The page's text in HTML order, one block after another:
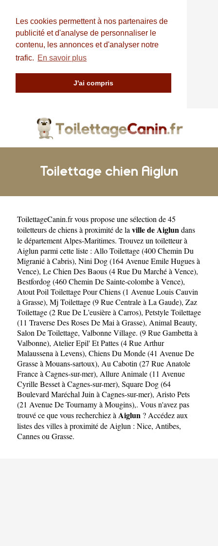
Les cookies permettent à nos partenaires de
publicité et d'analyse de personnaliser le
contenu, les annonces et d'analyser notre
trafic. En savoir plus
J'ai compris
Toilettage chien Aiglun
ToilettageCanin.frvous propose une sélection de 45
toiletteurs de chiens à proximité de la ville de Aiglundans
le départementAlpes-Maritimes. Trouvez un toiletteur à
Aiglun parmi cette liste : Allo Toilettage (400 Chemin Du
Migranié à Cabris), Nini Dog (164 Avenue Emile Hugues à
Vence), Le Chien Des Baous (4 Rue Du Marché à Vence),
Bestfordog (460 Chemin De Sainte-colombe à Vence),
Atout Poil Toilettage Pour Chiens (1 Avenue Louis Cauvin
à Grasse), Mj Toilettage (9 Rue Centrale à La Gaude), Zaz
Toilettage (2 Rue De L'eusière à Carros), Petstyle Toilettage
(11 Traverse Des Roses De Mai à Grasse), Animal Beauty,
Salon De Toilettage, Valbonne Village. (9 Rue Gambetta à
Valbonne), Atelier Epil' Et Pattes (4 Rue Arthur
Malaussena à Levens), Chiens Du Monde (41 Avenue De
Grasse à Mouans-sartoux), Au Cabotin (27 Rue Anatole
France à Cagnes-sur-mer), Allure Animale (11 Avenue
Cyrille Besset à Cagnes-sur-mer), Square Dog (64
Boulevard Maréchal Juin à Cagnes-sur-mer), Aristo Pets
(21 Avenue De Tournamy à Mougins),. Vous n'avez pas
trouvé ce que vous recherchiez à Aiglun ? Accédez aux
listes des villes à proximité de Aiglun : Nice, Antibes,
Cannesou Grasse.